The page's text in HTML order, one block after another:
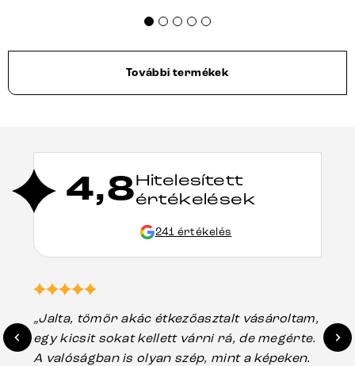
További termékek
4,8Hitelesített
értékelések
241 értékelés
„Jalta, tömör akác étkezőasztalt vásároltam,
egy kicsit sokat kellett várni rá, de megérte.
A valóságban is olyan szép, mint a képeken.